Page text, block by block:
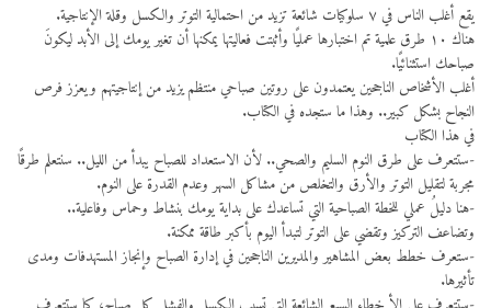
يقع أغلب الناس في ٧ سلوكيات شائعة تزيد من احتمالية التوتر والكسل وقلة الإنتاجية.
هناك ١٠ طرق علمية تم اختبارها عمليًا وأثبتت فعاليتها يمكنها أن تغير يومك إلى الأبد ليكونَ
صباحك استثنائيًا.
أغلب الأشخاص الناجحين يعتمدون على روتين صباحي منتظم يزيد من إنتاجيتهم ويعزز فرص
النجاح بشكل كبير.. وهذا ما ستجده في الكتاب.
في هذا الكتاب
-ستتعرف على طرق النوم السليم والصحي.. لأن الاستعداد للصباح يبدأ من الليل.. سنتعلم طرقًا
مجربة لتقليل التوتر والأرق والتخلص من مشاكل السهر وعدم القدرة على النوم.
-هنا دليلُ عملي للخطة الصباحية التي تساعدك على بداية يومك بنشاط وحماس وفاعلية..
وتضاعف التركيز وتقضي على التوتر لتبدأ اليوم بأكبر طاقة ممكنة.
-ستعرف خطط بعض المشاهير والمديرين الناجحين في إدارة الصباح وإنجاز المستهدفات ومدى
تأثيرها.